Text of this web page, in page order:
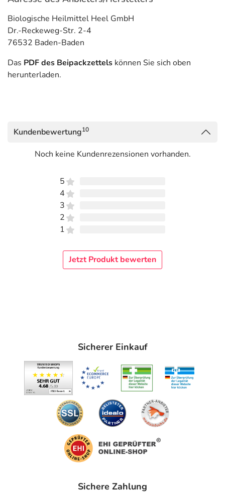
Biologische Heilmittel Heel GmbH
Dr.-Reckeweg-Str. 2-4
76532 Baden-Baden
Das PDF des Beipackzettels können Sie sich oben
herunterladen.
Kundenbewertung10
Noch keine Kundenrezensionen vorhanden.
5
4
3
2
1
Jetzt Produkt bewerten
Sicherer Einkauf
Sichere Zahlung